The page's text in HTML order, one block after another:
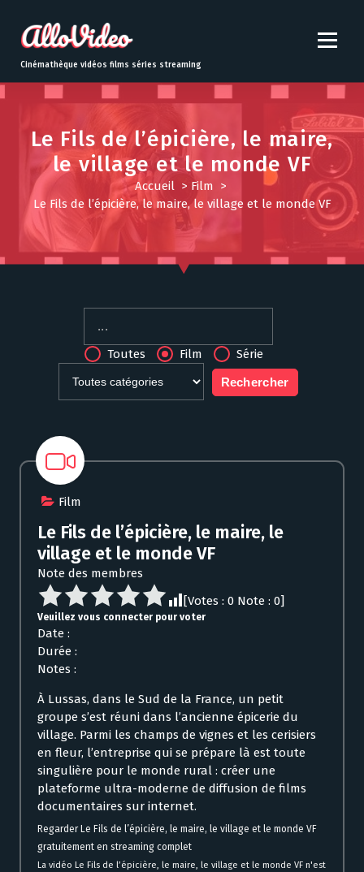
t
o
Cinémathèque vidéos films séries streaming
Le Fils de l’épicière, le maire,
le village et le monde VF
Accueil> Film >
Le Fils de l’épicière, le maire, le village et le monde VF
Toutes Film Série
Film
Le Fils de l’épicière, le maire, le
village et le monde VF
Note des membres
[Votes : 0 Note : 0]
Veuillez vous connecter pour voter
Date :
Durée :
Notes :
À Lussas, dans le Sud de la France, un petit
groupe s’est réuni dans l’ancienne épicerie du
village. Parmi les champs de vignes et les cerisiers
en fleur, l’entreprise qui se prépare là est toute
singulière pour le monde rural : créer une
plateforme ultra-moderne de diffusion de films
documentaires sur internet.
Regarder Le Fils de l’épicière, le maire, le village et le monde VF
gratuitement en streaming complet
La vidéo Le Fils de l’épicière, le maire, le village et le monde VF n'est